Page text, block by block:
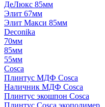
ДеЛюкс 85мм
Элит 67мм
Элит Макси 85мм
Deconika
70мм
85мм
55мм
Cosca
Плинтус МДФ Cosca
Наличник МДФ Cosca
Плинтус экошпон Cosca
Плинтус Cosca экополимер